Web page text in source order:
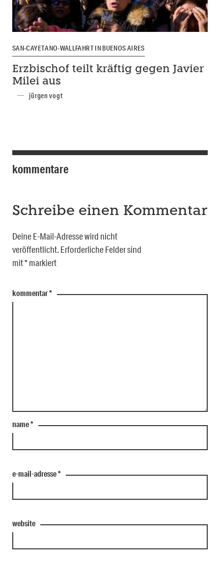
SAN-CAYETANO-WALLFAHRT IN BUENOS AIRES
Erzbischof teilt kräftig gegen Javier
Milei aus
jürgen vogt
kommentare
Schreibe einen Kommentar
Deine E-Mail-Adresse wird nicht
veröffentlicht. Erforderliche Felder sind
mit*markiert
kommentar*
name*
e-mail-adresse*
website